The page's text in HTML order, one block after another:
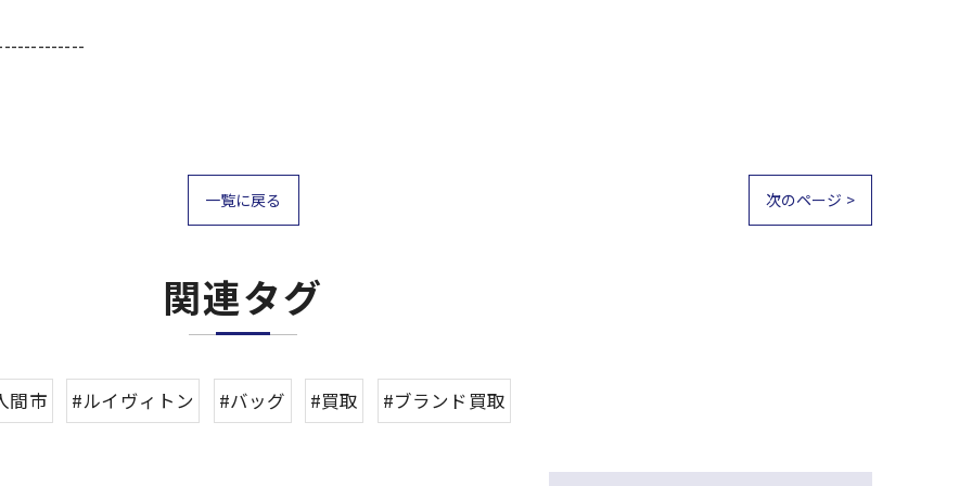
一覧に戻る 次のページ >
関連タグ
間市 #ルイヴィトン #バッグ #買取 #ブランド買取